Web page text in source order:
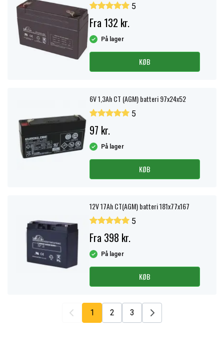
5
Fra 132 kr.
På lager
KØB
6V 1,3Ah CT (AGM) batteri 97x24x52
5
97 kr.
På lager
KØB
12V 17Ah CT(AGM) batteri 181x77x167
5
Fra 398 kr.
På lager
KØB
1 2 3